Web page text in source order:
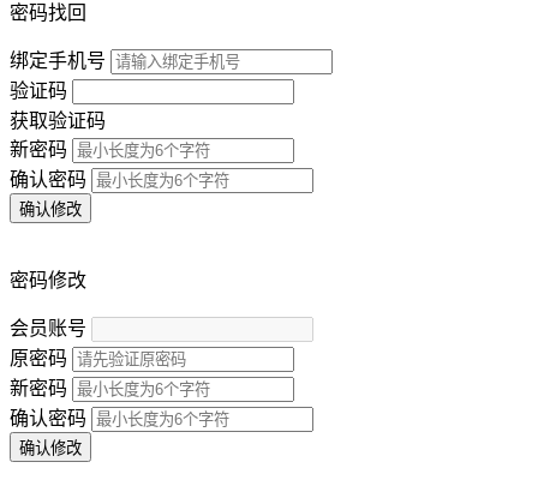
密码找回
绑定手机号
验证码
获取验证码
新密码
确认密码
确认修改
密码修改
会员账号
原密码
新密码
确认密码
确认修改